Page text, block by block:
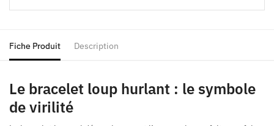
Fiche Produit Description
Le bracelet loup hurlant : le symbole
de virilité